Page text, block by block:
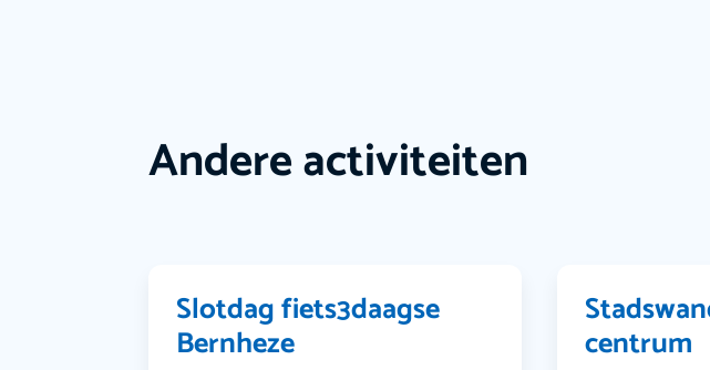
Andere activiteiten
Slotdag fiets3daagse
Bernheze centrum